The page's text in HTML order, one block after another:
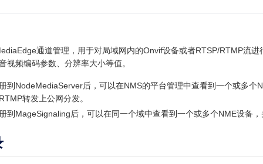
通道管理，用于对局域网内的Onvif设备或者RTSP/RTMP流
视频编码参数、分辨率大小等值。
到NodeMediaServer后，可以在NMS的平台管理中查看到一个或多个
转发上公网分发。
到MageSignaling后，可以在同一个域中查看到一个或多个NME设备